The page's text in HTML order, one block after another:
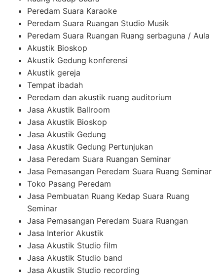
Peredam Suara Karaoke
Peredam Suara Ruangan Studio Musik
Peredam Suara Ruangan Ruang serbaguna / Aula
Akustik Bioskop
Akustik Gedung konferensi
Akustik gereja
Tempat ibadah
Peredam dan akustik ruang auditorium
Jasa Akustik Ballroom
Jasa Akustik Bioskop
Jasa Akustik Gedung
Jasa Akustik Gedung Pertunjukan
Jasa Peredam Suara Ruangan Seminar
Jasa Pemasangan Peredam Suara Ruang Seminar
Toko Pasang Peredam
Jasa Pembuatan Ruang Kedap Suara Ruang
Seminar
Jasa Pemasangan Peredam Suara Ruangan
Jasa Interior Akustik
Jasa Akustik Studio film
Jasa Akustik Studio band
Jasa Akustik Studio recording